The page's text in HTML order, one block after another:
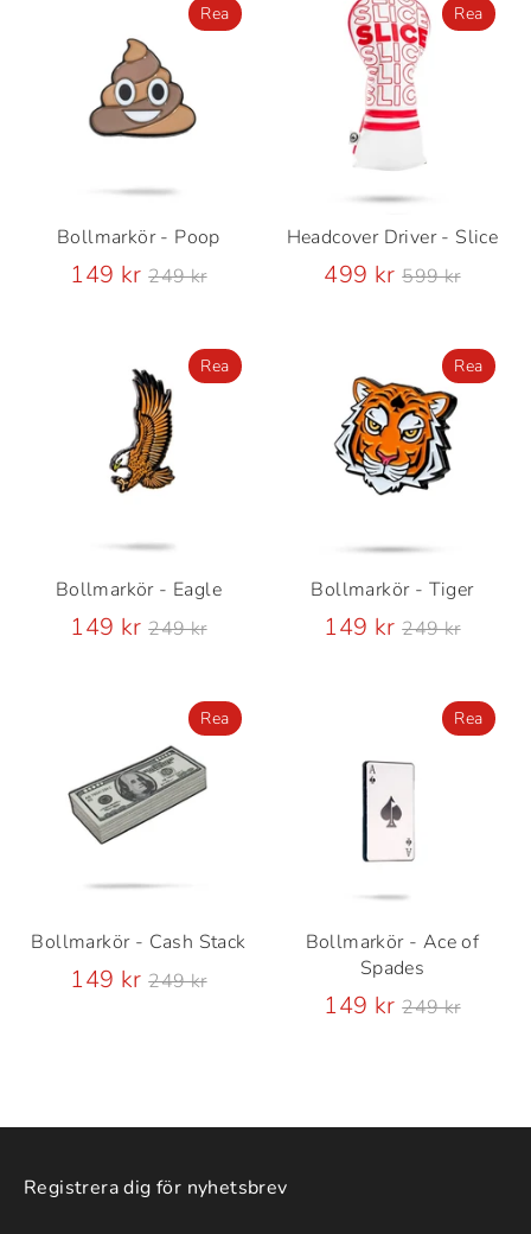
Bollmarkör - Poop
149 kr Ordinarie
249 kr
Rea
Headcover Driver - Slice
499 kr Ordinarie
599 kr
Rea
Bollmarkör - Eagle
149 kr Ordinarie
249 kr
Rea
Bollmarkör - Tiger
149 kr Ordinarie
249 kr
Rea
Bollmarkör - Cash Stack
149 kr Ordinarie
249 kr
Rea
Bollmarkör - Ace of
Spades
149 kr Ordinarie
249 kr
Rea
Registrera dig för nyhetsbrev